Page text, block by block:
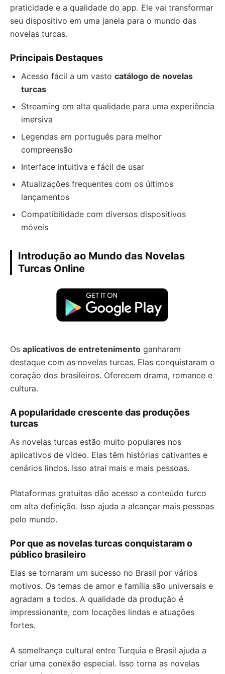
praticidade e a qualidade do app. Ele vai transformar
seu dispositivo em uma janela para o mundo das
novelas turcas.
Principais Destaques
Acesso fácil a um vasto catálogo de novelas
turcas
Streaming em alta qualidade para uma experiência
imersiva
Legendas em português para melhor
compreensão
Interface intuitiva e fácil de usar
Atualizações frequentes com os últimos
lançamentos
Compatibilidade com diversos dispositivos
móveis
Introdução ao Mundo das Novelas
Turcas Online
Os aplicativos de entretenimento ganharam
destaque com as novelas turcas. Elas conquistaram o
coração dos brasileiros. Oferecem drama, romance e
cultura.
A popularidade crescente das produções
turcas
As novelas turcas estão muito populares nos
aplicativos de vídeo. Elas têm histórias cativantes e
cenários lindos. Isso atrai mais e mais pessoas.
Plataformas gratuitas dão acesso a conteúdo turco
em alta definição. Isso ajuda a alcançar mais pessoas
pelo mundo.
Por que as novelas turcas conquistaram o
público brasileiro
Elas se tornaram um sucesso no Brasil por vários
motivos. Os temas de amor e família são universais e
agradam a todos. A qualidade da produção é
impressionante, com locações lindas e atuações
fortes.
A semelhança cultural entre Turquia e Brasil ajuda a
criar uma conexão especial. Isso torna as novelas